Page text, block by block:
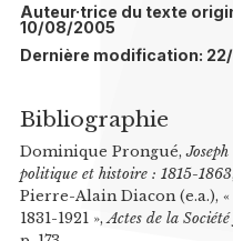
Auteur·trice du texte
10/08/2005
Dernière modification: 22/
Bibliographie
Dominique Prongué,
politique et histoire : 1815-1863
Pierre-Alain Diacon (e.a.),
1831-1921 », Actes de la